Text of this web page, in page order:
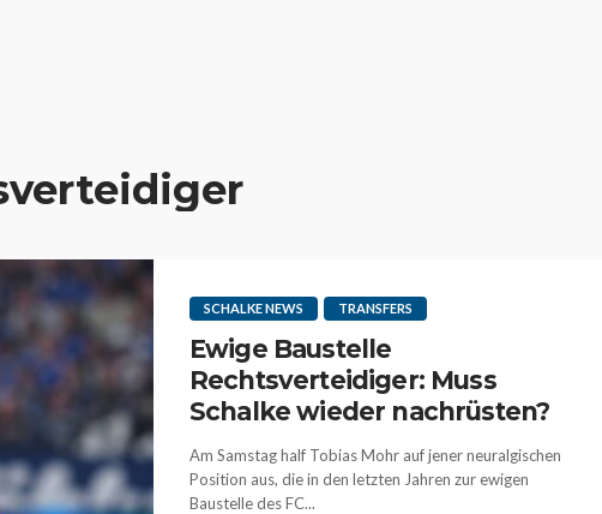
SCHALKE NEWS TRANSFERS
Ewige Baustelle
Rechtsverteidiger: Muss
Schalke wieder nachrüsten?
Am Samstag half Tobias Mohr auf jener neuralgischen
Position aus, die in den letzten Jahren zur ewigen
Baustelle des FC...